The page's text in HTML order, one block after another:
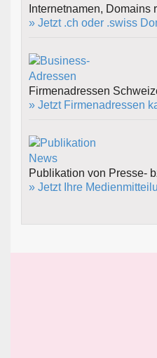
Internetnamen, Domains
» Jetzt .ch oder .swiss
Firmenadressen
» Jetzt Firmenadressen
Publikation von Presse-
» Jetzt Ihre